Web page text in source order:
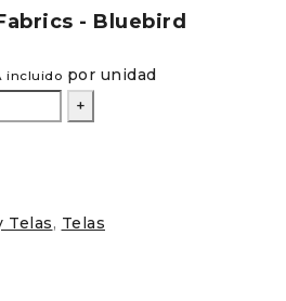
- Bluebird
incluido por unidad
Telas, Telas